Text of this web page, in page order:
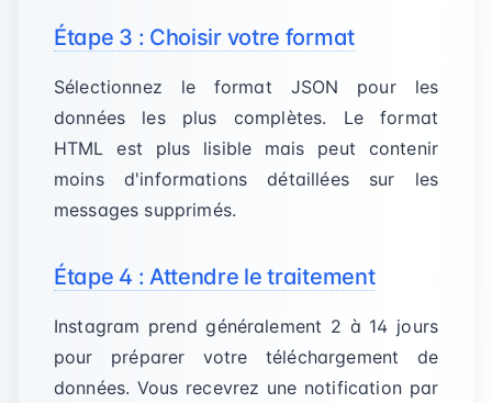
Étape 3 : Choisir votre format
Sélectionnez le format JSON pour les
données les plus complètes. Le format
HTML est plus lisible mais peut contenir
moins d'informations détaillées sur les
messages supprimés.
Étape 4 : Attendre le traitement
Instagram prend généralement 2 à 14 jours
pour préparer votre téléchargement de
données. Vous recevrez une notification par